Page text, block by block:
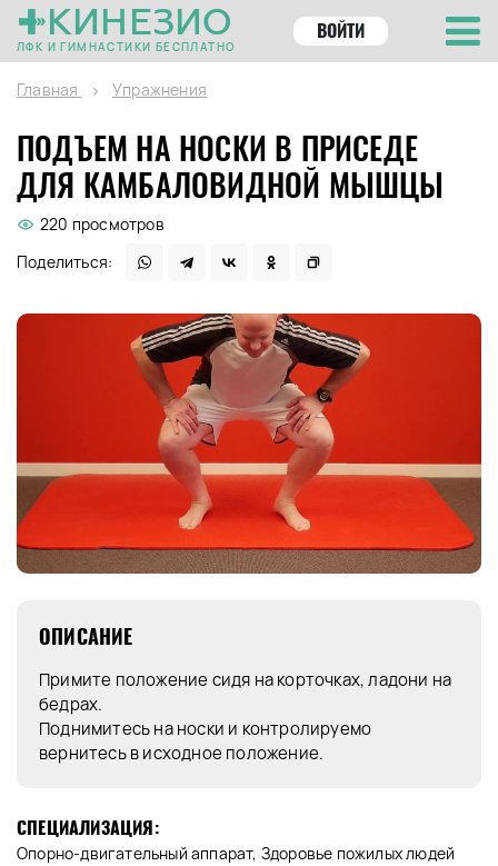
КИНЕЗИО
ЛФК И ГИМНАСТИКИ БЕСПЛАТНО
ВОЙТИ
Главная Упражнения
ПОДЪЕМ НА НОСКИ В ПРИСЕДЕ
ДЛЯ КАМБАЛОВИДНОЙ МЫШЦЫ
220 просмотров
Поделиться:
ОПИСАНИЕ
Примите положение сидя на корточках, ладони на
бедрах.
Поднимитесь на носки и контролируемо
вернитесь в исходное положение.
СПЕЦИАЛИЗАЦИЯ:
Опорно-двигательный аппарат, Здоровье пожилых людей